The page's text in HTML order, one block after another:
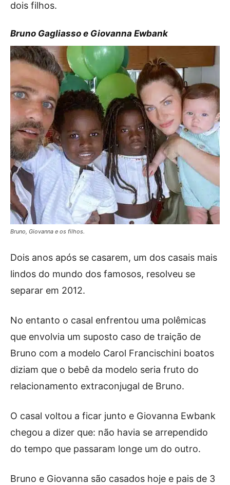
dois filhos.
Bruno Gagliasso e Giovanna Ewbank
Bruno, Giovanna e os filhos.
Dois anos após se casarem, um dos casais mais
lindos do mundo dos famosos, resolveu se
separar em 2012.
No entanto o casal enfrentou uma polêmicas
que envolvia um suposto caso de traição de
Bruno com a modelo Carol Francischini boatos
diziam que o bebê da modelo seria fruto do
relacionamento extraconjugal de Bruno.
O casal voltou a ficar junto e Giovanna Ewbank
chegou a dizer que: não havia se arrependido
do tempo que passaram longe um do outro.
Bruno e Giovanna são casados hoje e pais de 3